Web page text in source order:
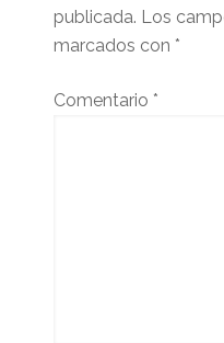
publicada. Los
marcados con *
Comentario *